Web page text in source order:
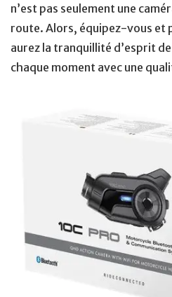
n’est pas seulement une
route. Alors, équipez-vous et
aurez la tranquillité d’esprit
chaque moment avec une